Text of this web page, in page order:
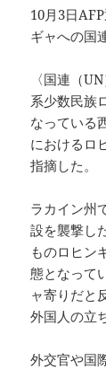
10月3日
ギャへの国
〈国連（
系少数民族
なっている
におけるロ
指摘した。
ラカイン州
設を襲撃し
ものロヒン
態となって
ャ寄りだと
外国人の立
外交官や国